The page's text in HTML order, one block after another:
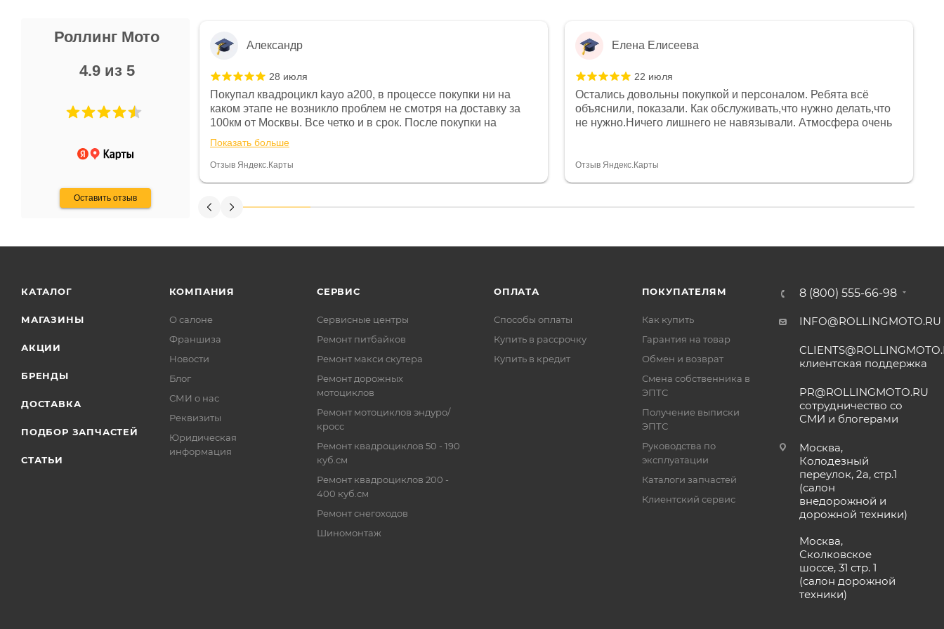
Роллинг Мото
4.9 из 5
Оставить отзыв
Не понравились условия
и дают только на год)
Александр
28 июля
Покупал квадроцикл kayo a200, в процессе покупки ни на
каком этапе не возникло проблем не смотря на доставку за
100км от Москвы. Все четко и в срок. После покупки на
спидометре всегда был 0, при этом представители магазина
постоянно были на связи и в итоге проблема была решена.
Считаю, что это говорит о небезразличии к клиенту после
Показать больше
Отзыв Яндекс.Карты
Елена Елисеева
22 июля
Остались довольны покупкой и персоналом. Ребята всё
объяснили, показали. Как обслуживать,что нужно делать,что
не нужно.Ничего лишнего не навязывали. Атмосфера очень
огромное спасибо Дмитрию, за клиентоориентированность и
Отзыв Яндекс.Карты
КАТАЛОГ
МАГАЗИНЫ
АКЦИИ
БРЕНДЫ
ДОСТАВКА
ПОДБОР ЗАПЧАСТЕЙ
СТАТЬИ
КОМПАНИЯ
О салоне
Франшиза
Новости
Блог
СМИ о нас
Реквизиты
Юридическая
информация
СЕРВИС
Сервисные центры
Ремонт питбайков
Ремонт макси скутера
Ремонт дорожных
мотоциклов
Ремонт мотоциклов эндуро/
кросс
Ремонт квадроциклов 50 - 190
куб.см
Ремонт квадроциклов 200 -
400 куб.см
Ремонт снегоходов
Шиномонтаж
ОПЛАТА
Способы оплаты
Купить в рассрочку
Купить в кредит
ПОКУПАТЕЛЯМ
Как купить
Гарантия на товар
Обмен и возврат
Смена собственника в
ЭПТС
Получение выписки
ЭПТС
Руководства по
эксплуатации
Каталоги запчастей
Клиентский сервис
8 (800) 555-66-98
INFO@ROLLINGMOTO.RU
клиентская поддержка
PR@ROLLINGMOTO.RU
сотрудничество со
СМИ и блогерами
Москва,
Колодезный
переулок, 2а, стр.1
(салон
внедорожной и
дорожной техники)
Москва,
Сколковское
шоссе, 31 стр. 1
(салон дорожной
техники)